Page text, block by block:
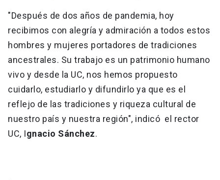
"Después de dos años de pandemia, hoy
recibimos con alegría y admiración a todos estos
hombres y mujeres portadores de tradiciones
ancestrales. Su trabajo es un patrimonio humano
vivo y desde la UC, nos hemos propuesto
cuidarlo, estudiarlo y difundirlo ya que es el
reflejo de las tradiciones y riqueza cultural de
nuestro país y nuestra región", indicó el rector
UC, Ignacio Sánchez.